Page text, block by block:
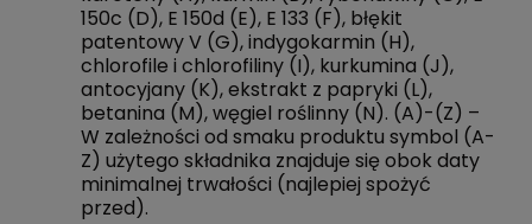
150c (D), E 150d (E), E 133 (F), błękit
patentowy V (G), indygokarmin (H),
chlorofile i chlorofiliny (I), kurkumina (J),
antocyjany (K), ekstrakt z papryki (L),
betanina (M), węgiel roślinny (N). (A)-(Z) –
W zależności od smaku produktu symbol (A-
Z) użytego składnika znajduje się obok daty
minimalnej trwałości (najlepiej spożyć
przed).